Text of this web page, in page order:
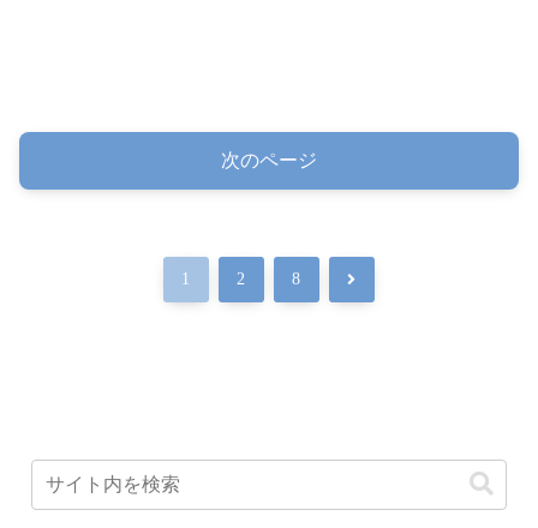
次のページ
1 2 8 次